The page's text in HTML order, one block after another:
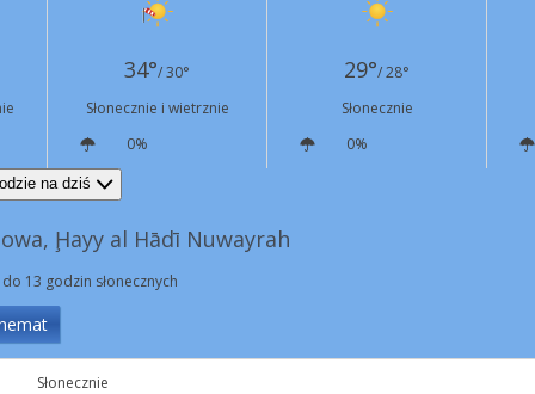
34°/ 30° 29°/ 28°
Słonecznie i wietrznie Słonecznie
0%
0%
na dziś
Ḩayy al Hādī Nuwayrah
13 godzin słonecznych
Słonecznie